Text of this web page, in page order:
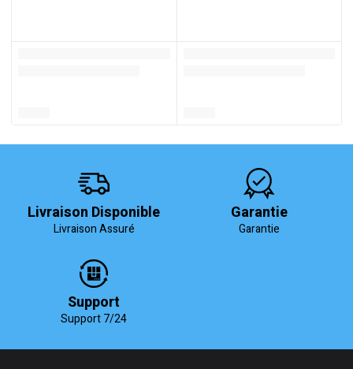
Livraison Disponible
Livraison Assuré
Garantie
Garantie
Support
Support 7/24